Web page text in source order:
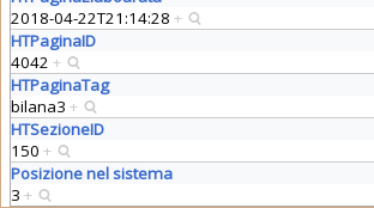
2018-04-22T21:14:28 +
HTPaginaID
4042 +
HTPaginaTag
bilana3 +
HTSezioneID
150 +
Posizione nel sistema
3 +